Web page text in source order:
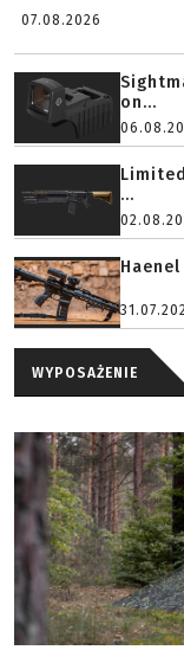
07.08.2026
on...
...
WYPOSAŻENIE